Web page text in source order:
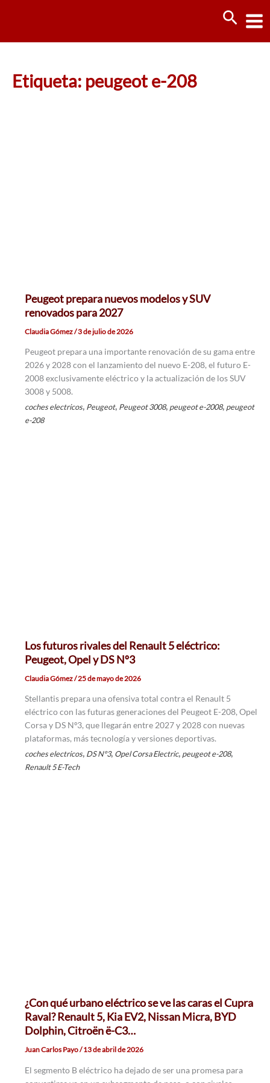
Etiqueta: peugeot e-208
Peugeot prepara nuevos modelos y SUV
renovados para 2027
Claudia Gómez/3 de julio de 2026
Peugeot prepara una importante renovación de su gama entre
2026 y 2028 con el lanzamiento del nuevo E-208, el futuro E-
2008 exclusivamente eléctrico y la actualización de los SUV
3008 y 5008.
coches electricos, Peugeot, Peugeot 3008, peugeot e-2008, peugeot
e-208
Los futuros rivales del Renault 5 eléctrico:
Peugeot, Opel y DS Nº3
Claudia Gómez/25 de mayo de 2026
Stellantis prepara una ofensiva total contra el Renault 5
eléctrico con las futuras generaciones del Peugeot E-208, Opel
Corsa y DS Nº3, que llegarán entre 2027 y 2028 con nuevas
plataformas, más tecnología y versiones deportivas.
coches electricos, DS Nº3, Opel Corsa Electric, peugeot e-208,
Renault 5 E-Tech
¿Con qué urbano eléctrico se ve las caras el Cupra
Raval? Renault 5, Kia EV2, Nissan Micra, BYD
Dolphin, Citroën ë-C3…
Juan Carlos Payo/13 de abril de 2026
El segmento B eléctrico ha dejado de ser una promesa para